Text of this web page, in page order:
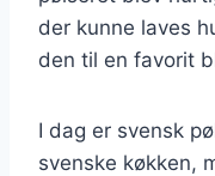
der kunne laves
den til en favorit
I dag er svensk
svenske køkken,